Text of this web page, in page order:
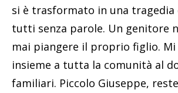
si è trasformato in una tragedia
tutti senza parole. Un genitore
mai piangere il proprio figlio.
insieme a tutta la comunità al
familiari. Piccolo Giuseppe,